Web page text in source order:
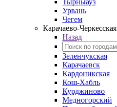
Тырныауз
Урвань
Чегем
Карачаево-
Назад
Зеленчукская
Карачаевск
Кардоникская
Кош-Хабль
Курджиново
Медногорский